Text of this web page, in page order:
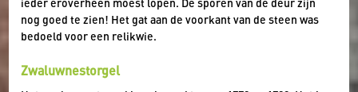
ieder eroverheen moest lopen. De sporen van de deur zijn
nog goed te zien! Het gat aan de voorkant van de steen was
bedoeld voor een relikwie.
Zwaluwnestorgel